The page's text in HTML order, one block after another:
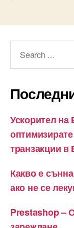
Ускорител на
транзакции в
Какво е
ако не се
Prestashop –